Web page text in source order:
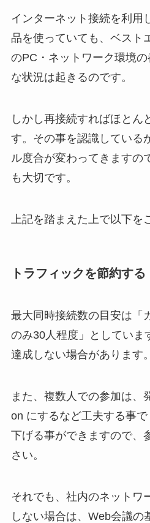
インターネット接続を利用
品を使っていても、ベスト
のPC・ネットワーク環境
な状況は起きるのです。
しかし再接続すればほとん
す。その事を認識している
ル度合が変わってきますの
も大切です。
上記を踏まえた上で以下を
トラフィックを節約する
最大同時接続数の目安は「
のみ30人程度」としていま
達成しない場合があります。
また、複数人での参加は、
on にするなど工夫する事
下げる事ができますので、
さい。
それでも、社内のネットワ
しない場合は、Web会議の